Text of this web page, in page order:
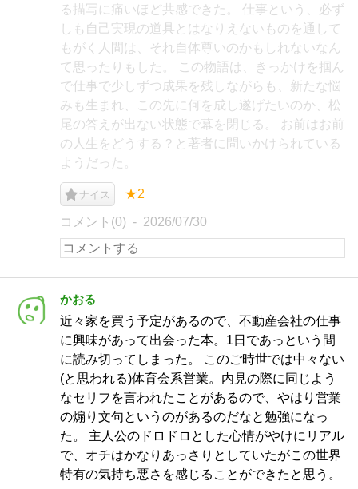
る描写に痛いほど共感できた。 仕事という、必ず
しも自己実現の道具とはなりえないものを通して
もがく人間は、それ自体尊いのかもしれないなん
て思ったりもした。 この物語は、きっかけを掴ん
で仕事で少しずつ成果を残しながらも、新たな悩
みも生まれ、この先に何を成し遂げたいのか、松
尾の答えが出ない状態で幕を閉じる。 お前はお前
の人生をどうする？と著者に問いかけられている
ようだった。
ナイス ★2
コメント(0) 2026/07/30
かおる
近々家を買う予定があるので、不動産会社の仕事
に興味があって出会った本。1日であっという間
に読み切ってしまった。 このご時世では中々ない
(と思われる)体育会系営業。内見の際に同じよう
なセリフを言われたことがあるので、やはり営業
の煽り文句というのがあるのだなと勉強になっ
た。 主人公のドロドロとした心情がやけにリアル
で、オチはかなりあっさりとしていたがこの世界
特有の気持ち悪さを感じることができたと思う。